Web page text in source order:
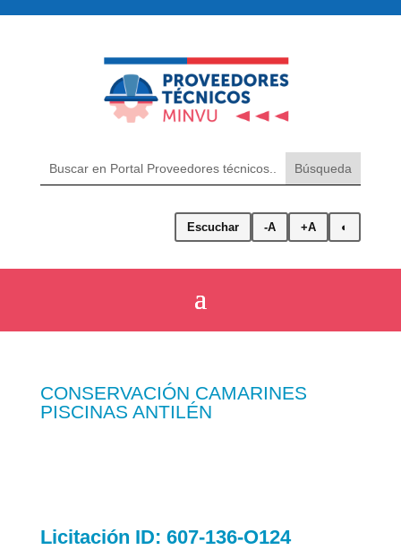
Escuchar -A +A ◐
CONSERVACIÓN CAMARINES
PISCINAS ANTILÉN
Licitación ID: 607-136-O124